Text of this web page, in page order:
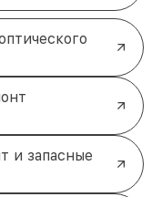
и запасные